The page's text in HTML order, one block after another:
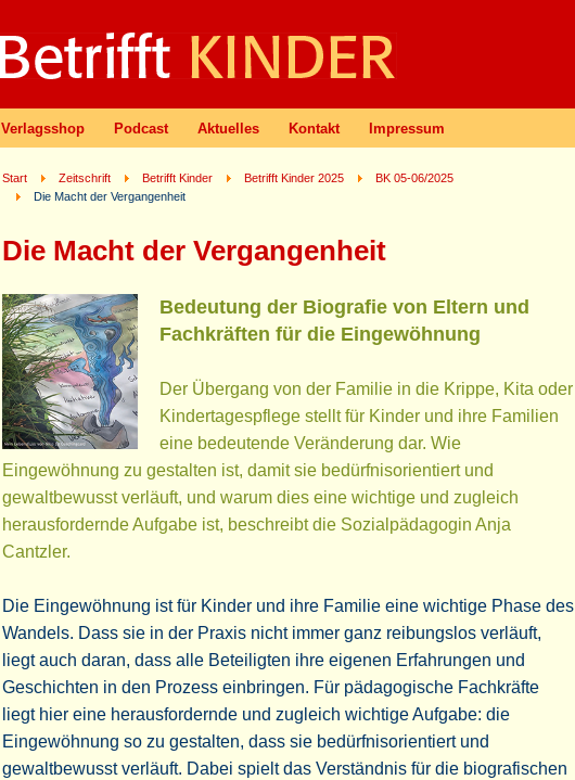
Verlagsshop Podcast Aktuelles Kontakt Impressum
Start Zeitschrift Betrifft Kinder Betrifft Kinder 2025
BK 05-06/2025
Die Macht der Vergangenheit
Die Macht der Vergangenheit
Bedeutung der Biografie von Eltern und
Fachkräften für die Eingewöhnung
Der Übergang von der Familie in die Krippe, Kita oder
Kindertagespflege stellt für Kinder und ihre Familien
eine bedeutende Veränderung dar. Wie
Eingewöhnung zu gestalten ist, damit sie bedürfnisorientiert und
gewaltbewusst verläuft, und warum dies eine wichtige und zugleich
herausfordernde Aufgabe ist, beschreibt die Sozialpädagogin Anja
Cantzler.
Die Eingewöhnung ist für Kinder und ihre Familie eine wichtige Phase des
Wandels. Dass sie in der Praxis nicht immer ganz reibungslos verläuft,
liegt auch daran, dass alle Beteiligten ihre eigenen Erfahrungen und
Geschichten in den Prozess einbringen. Für pädagogische Fachkräfte
liegt hier eine herausfordernde und zugleich wichtige Aufgabe: die
Eingewöhnung so zu gestalten, dass sie bedürfnisorientiert und
gewaltbewusst verläuft. Dabei spielt das Verständnis für die biografischen